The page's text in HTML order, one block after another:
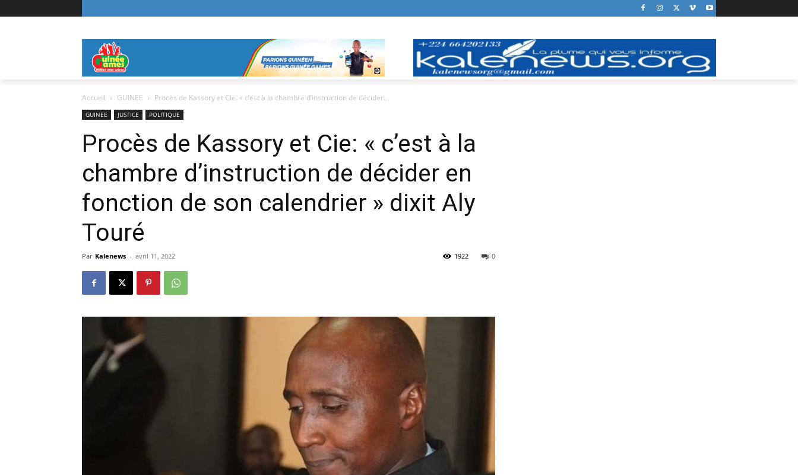
Accueil GUINEE Procès de Kassory et Cie: « c’est à la chambre d’instruction de décider...
GUINEE JUSTICE POLITIQUE
Procès de Kassory et Cie: « c’est à la
chambre d’instruction de décider en
fonction de son calendrier » dixit Aly
Touré
Par Kalenews - avril 11, 2022 0
1922